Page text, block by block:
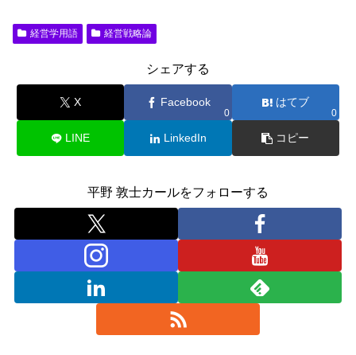
e
b
k
o
d
n
経営学用語 経営戦略論
シェアする
X Facebook
0
はてブ
0
LINE LinkedIn コピー
平野 敦士カールをフォローする